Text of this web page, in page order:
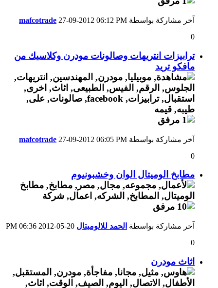
آخر مشاركة بواسطة mafcotrade 27-09-2012 06:12 PM
0
ترابيزات انتريهات وصالونات مودرن وكلاسيك من
مافكو تريد
آخر مشاركة بواسطة mafcotrade 27-09-2012 06:05 PM
0
مطابخ الوميتال الوان وخشبونيوم
آخر مشاركة بواسطة الحمد للالوميتال
06:36 PM
0
اثاث مودرن